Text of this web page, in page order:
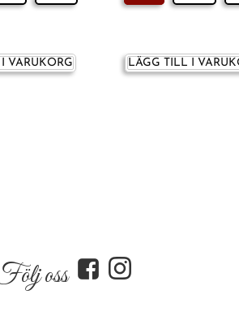
VARUKORG LÄGG TILL I
oss f i